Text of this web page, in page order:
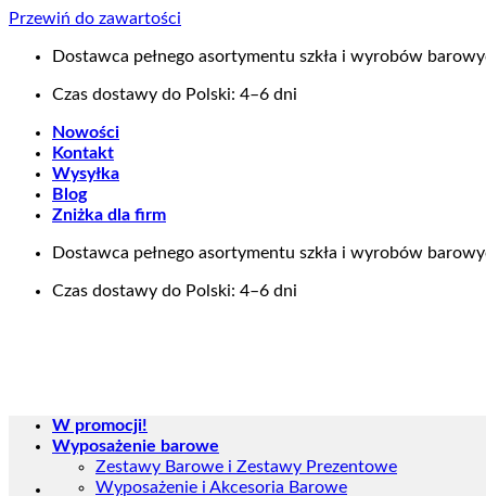
Przewiń do zawartości
Dostawca pełnego asortymentu szkła i wyrobów
Czas dostawy do Polski: 4–6 dni
Nowości
Kontakt
Wysyłka
Blog
Zniżka dla firm
Dostawca pełnego asortymentu szkła i wyrobów
Czas dostawy do Polski: 4–6 dni
W promocji!
Wyposażenie barowe
Zestawy Barowe i Zestawy Prezentowe
Wyposażenie i Akcesoria Barowe